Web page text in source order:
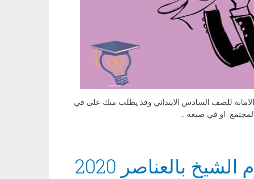
للصف السادس الابتدائي وقد يطلب منك على في
او في صيغه …
بالعناصر 2020